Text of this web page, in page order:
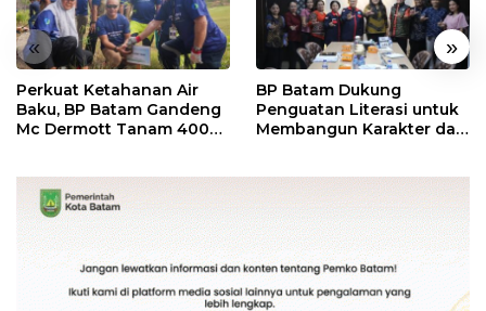
« »
Perkuat Ketahanan Air
Baku, BP Batam Gandeng
Mc Dermott Tanam 400
BP Batam Dukung
Penguatan Literasi untuk
Membangun Karakter dan